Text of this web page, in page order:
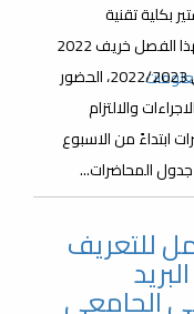
بكلية تقنية
المعلومات، لهذا الفصل خريف 2022
للعام الجامعي 2022/2023، الحضور
والالتزام
ابتداءً من الاسبوع
المحاضرات...
للتعريف
الجامعي